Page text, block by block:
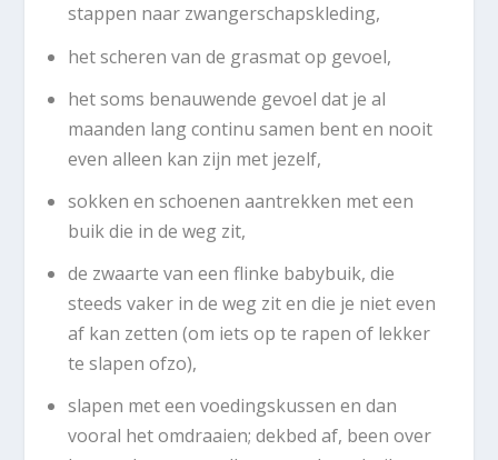
stappen naar zwangerschapskleding,
het scheren van de grasmat op gevoel,
het soms benauwende gevoel dat je al
maanden lang continu samen bent en nooit
even alleen kan zijn met jezelf,
sokken en schoenen aantrekken met een
buik die in de weg zit,
de zwaarte van een flinke babybuik, die
steeds vaker in de weg zit en die je niet even
af kan zetten (om iets op te rapen of lekker
te slapen ofzo),
slapen met een voedingskussen en dan
vooral het omdraaien; dekbed af, been over